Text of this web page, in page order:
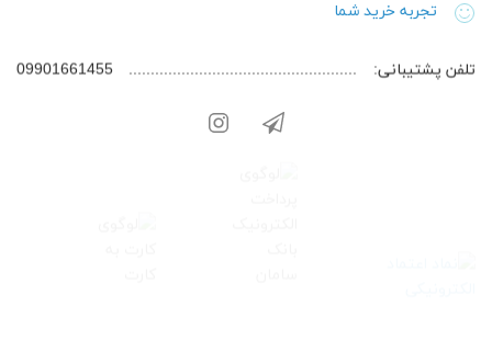
تجربه خرید شما
تلفن پشتیبانی: 09901661455